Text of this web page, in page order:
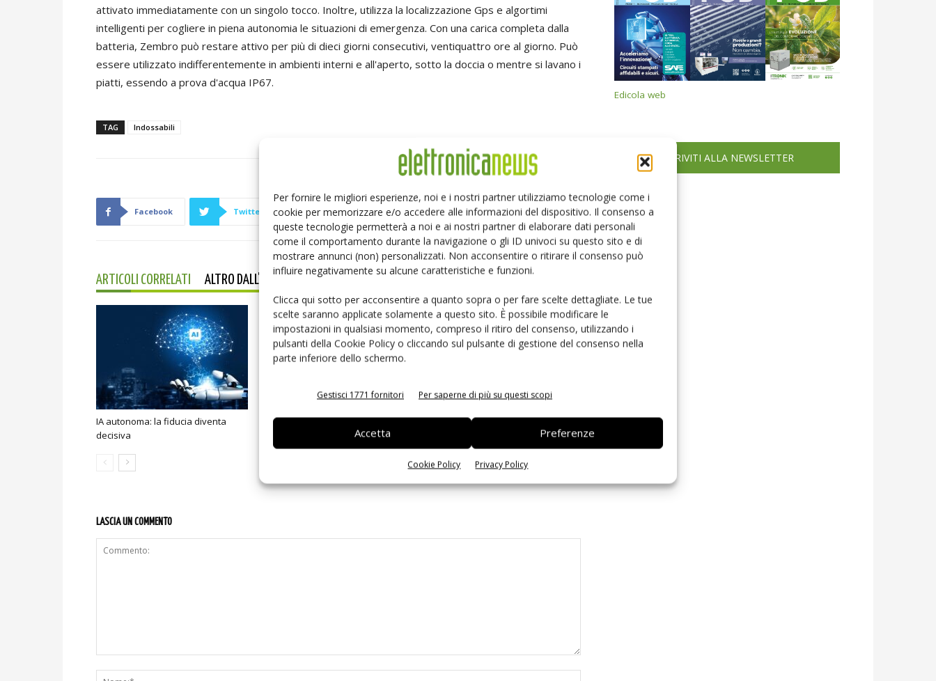
Per fornire le migliori esperienze, noi e i nostri partner utilizziamo tecnologie come i
cookie per memorizzare e/o accedere alle informazioni del dispositivo. Il consenso a
queste tecnologie permetterà a noi e ai nostri partner di elaborare dati personali
come il comportamento durante la navigazione o gli ID univoci su questo sito e di
mostrare annunci (non) personalizzati. Non acconsentire o ritirare il consenso può
influire negativamente su alcune caratteristiche e funzioni.
Clicca qui sotto per acconsentire a quanto sopra o per fare scelte dettagliate. Le tue
scelte saranno applicate solamente a questo sito. È possibile modificare le
impostazioni in qualsiasi momento, compreso il ritiro del consenso, utilizzando i
pulsanti della Cookie Policy o cliccando sul pulsante di gestione del consenso nella
parte inferiore dello schermo.
Gestisci 1771 fornitori Per saperne di più su questi scopi
Accetta Preferenze
Cookie Policy Privacy Policy
attivato immediatamente con un singolo tocco. Inoltre, utilizza la localizzazione Gps e algortimi
intelligenti per cogliere in piena autonomia le situazioni di emergenza. Con una carica completa dalla
batteria, Zembro può restare attivo per più di dieci giorni consecutivi, ventiquattro ore al giorno. Può
essere utilizzato indifferentemente in ambienti interni e all'aperto, sotto la doccia o mentre si lavano i
piatti, essendo a prova d'acqua IP67.
TAG Indossabili
Facebook Twitter Linkedin Pinterest Email
ARTICOLI CORRELATI ALTRO DALL'AUTORE
IA autonoma: la fiducia diventa
decisiva
Smart home: la sfida passa da
sicurezza e interoperabilità
Siemens e NVIDIA insieme sull’IA
LASCIA UN COMMENTO
Edicola web
ISCRIVITI ALLA NEWSLETTER